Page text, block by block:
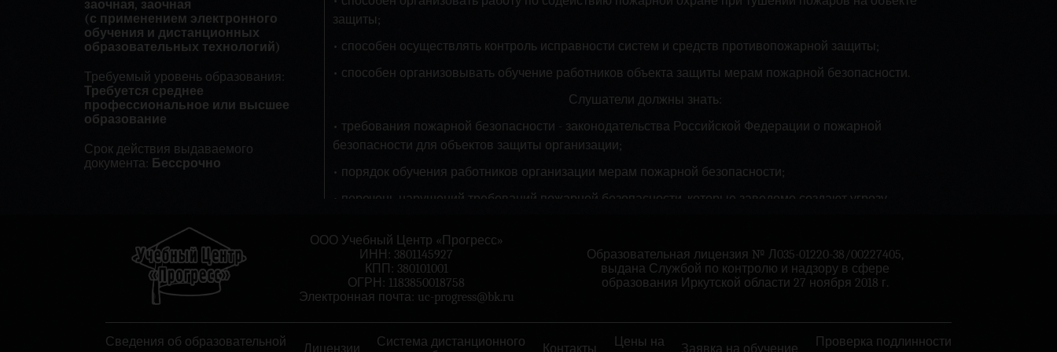
заочная, заочная
(с применением электронного
обучения и дистанционных
образовательных технологий)
Требуемый уровень образования:
Требуется среднее
профессиональное или высшее
образование
Срок действия выдаваемого
документа: Бессрочно
защиты;
• способен осуществлять контроль исправности систем и средств противопожарной защиты;
• способен организовывать обучение работников объекта защиты мерам пожарной безопасности.
Слушатели должны знать:
• требования пожарной безопасности - законодательства Российской Федерации о пожарной
безопасности для объектов защиты организации;
• порядок обучения работников организации мерам пожарной безопасности;
• перечень нарушений требований пожарной безопасности, которые заведомо создают угрозу
• пожарную опасность технологического процесса производства, нарушения которого могут создать
условия возникновения пожара;
• организационные основы обеспечения пожарной безопасности в организации;
режим на объекте, обучение работников организации мерам пожарной безопасности;
ООО Учебный Центр «Прогресс»
ИНН: 3801145927
КПП: 380101001
ОГРН: 1183850018758
Электронная почта: uc-progress@bk.ru
Образовательная лицензия № Л035-01220-38/00227405,
выдана Службой по контролю и надзору в сфере
образования Иркутской области 27 ноября 2018 г.
Сведения об образовательной
Лицензии
Система дистанционного
Контакты
Цены на
Заявка на обучение
Проверка подлинности